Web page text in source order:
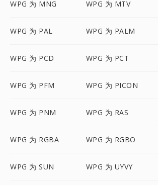
WPG 为 MNG WPG 为 MTV
WPG 为 PAL WPG 为 PALM
WPG 为 PCD WPG 为 PCT
WPG 为 PFM WPG 为 PICON
WPG 为 PNM WPG 为 RAS
WPG 为 RGBA WPG 为 RGBO
WPG 为 SUN WPG 为 UYVY